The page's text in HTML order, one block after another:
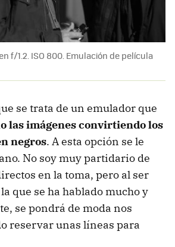
f/1.2. ISO 800. Emulación de película
se trata de un emulador que
las imágenes convirtiendo los
negros. A esta opción se le
No soy muy partidario de
en la toma, pero al ser
que se ha hablado mucho y
se pondrá de moda nos
reservar unas líneas para